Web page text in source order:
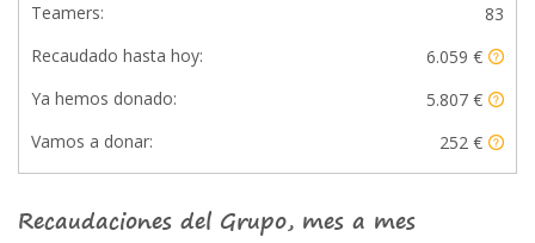
Teamers:
83
Recaudado hasta hoy:
6.059 €
Ya hemos donado:
5.807 €
Vamos a donar:
252 €
Recaudaciones del Grupo, mes a mes